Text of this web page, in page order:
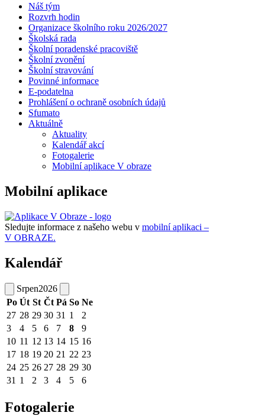
Náš tým
Rozvrh hodin
Organizace školního roku 2026/2027
Školská rada
Školní poradenské pracoviště
Školní zvonění
Školní stravování
Povinné informace
E-podatelna
Prohlášení o ochraně osobních údajů
Sfumato
Aktuálně
Aktuality
Kalendář akcí
Fotogalerie
Mobilní aplikace V obraze
Mobilní aplikace
Sledujte informace z našeho webu v mobilní aplikaci –
V OBRAZE.
Kalendář
Srpen2026
Po Út St Čt Pá So Ne
27 28 29 30 31 1
2
3
4 5 6 7 8
9
10 11 12 13 14 15 16
17 18 19 20 21 22 23
24 25 26 27 28 29 30
31 1 2 3 4 5 6
Fotogalerie